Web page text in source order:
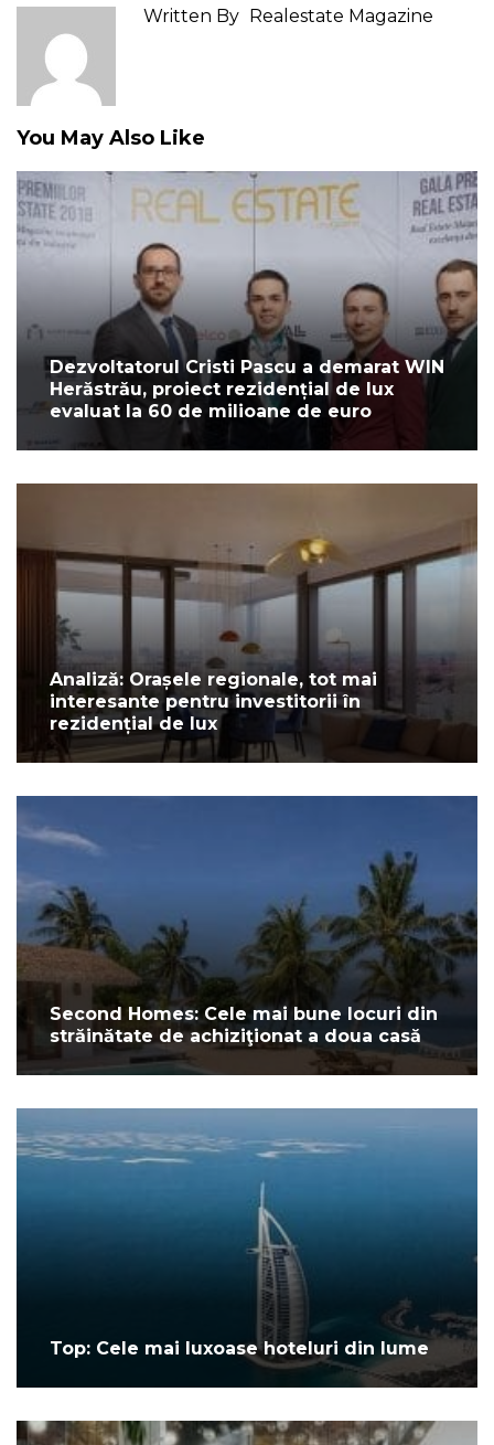
Written By Realestate Magazine
You May Also Like
Dezvoltatorul Cristi Pascu a demarat WIN
Herăstrău, proiect rezidențial de lux
evaluat la 60 de milioane de euro
Analiză: Orașele regionale, tot mai
interesante pentru investitorii în
rezidențial de lux
Second Homes: Cele mai bune locuri din
străinătate de achiziţionat a doua casă
Top: Cele mai luxoase hoteluri din lume